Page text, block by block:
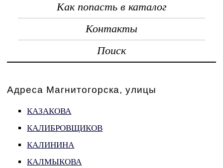
Как попасть в каталог
Контакты
Поиск
Адреса Магнитогорска, улицы
КАЗАКОВА
КАЛИБРОВЩИКОВ
КАЛИНИНА
КАЛМЫКОВА